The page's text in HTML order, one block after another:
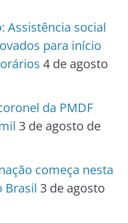
Assistência social
para início
4 de agosto
da PMDF
3 de agosto de
começa nesta
Brasil 3 de agosto